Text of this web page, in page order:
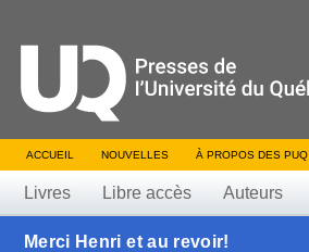
ACCUEIL NOUVELLES À PROPOS DES PUQ
Livres Libre accès Auteurs
Merci Henri et au revoir!